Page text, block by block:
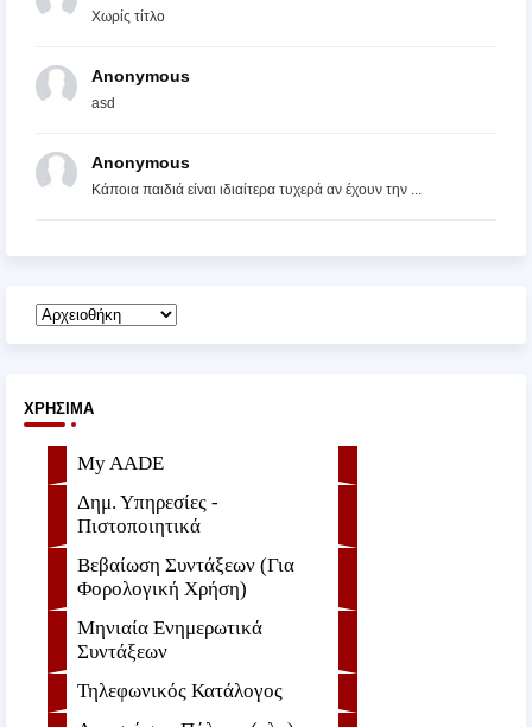
Χωρίς τίτλο
Anonymous
asd
Anonymous
Κάποια παιδιά είναι ιδιαίτερα τυχερά αν έχουν την ...
ΧΡΉΣΙΜΑ
My AADE
Δημ. Υπηρεσίες -
Πιστοποιητικά
Βεβαίωση Συντάξεων (Για
Φορολογική Χρήση)
Μηνιαία Ενημερωτικά
Συντάξεων
Τηλεφωνικός Κατάλογος